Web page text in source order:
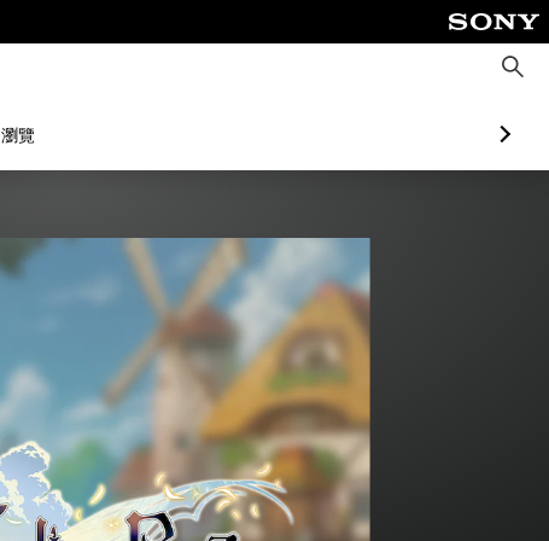
搜
尋
瀏覽